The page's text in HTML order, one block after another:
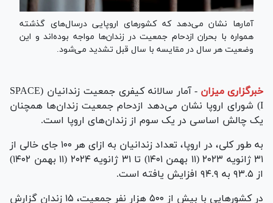
آمار‌ها نشان می‌دهد که کشور‌های اروپایی درسال‌های گذشته
همواره با بحران ازدحام جمعیت در زندان‌ها مواجه بوده‌اند و این
وضعیت هر سال در مقایسه با سال قبل تشدید می‌شود.
خبرگزاری میزان -
آمار سالانه کیفری جمعیت زندانیان (SPACE
I) شورای اروپا نشان می‌دهد ازدحام جمعیت زندان‌ها همچنان
یک چالش اساسی در یک سوم از زندان‌های اروپا است.
به طور کلی، در اروپا، تعداد زندانیان به ازای هر ۱۰۰ جای خالی از
۳۱ ژانویه ۲۰۲۳ (۱۱ بهمن ۱۴۰۱) تا ۳۱ ژانویه ۲۰۲۴ (۱۱ بهمن ۱۴۰۲)
از ۹۳.۵ به ۹۴.۹ افزایش یافته است.
در کشور‌هایی با بیش از ۵۰۰ هزار نفر جمعیت، ۱۵ زندان گزارش